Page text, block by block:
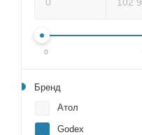
0
Бренд
Атол
Godex